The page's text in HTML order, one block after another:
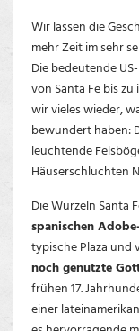
Wir lassen die
mehr Zeit im sehr
Die bedeutende
von Santa Fe bis
wir vieles wieder,
bewundert haben:
leuchtende
Häuserschluchten
Die Wurzeln Santa
spanischen
typische Plaza und
noch genutzte
frühen 17.
einer